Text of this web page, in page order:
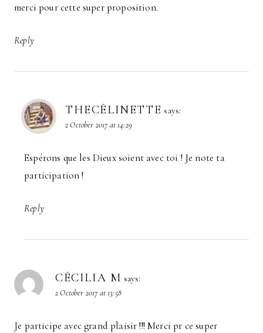
merci pour cette super proposition.
Reply
THECÉLINETTE says:
2 October 2017 at 14:29
Espérons que les Dieux soient avec toi ! Je note ta
participation !
Reply
CÉCILIA M says:
2 October 2017 at 13:58
Je participe avec grand plaisir !!! Merci pr ce super